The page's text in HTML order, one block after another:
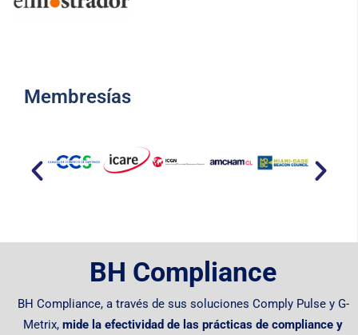
Membresías​
BH Compliance
BH Compliance, a través de sus soluciones Comply Pulse y G-
Metrix, mide la efectividad de las prácticas de compliance y